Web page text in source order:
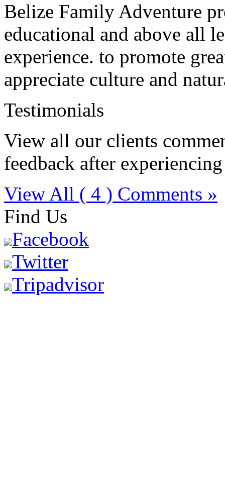
Belize Family Adventure
educational and above all
experience. to promote
appreciate culture and
Testimonials
View all our clients
feedback after
View All ( 4 ) Comments »
Find Us
Facebook
Twitter
Tripadvisor